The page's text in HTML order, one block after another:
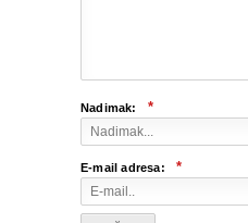
Nadimak: *
E-mail adresa: *